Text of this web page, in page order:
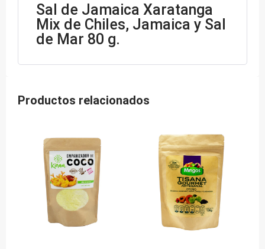
Sal de Jamaica Xaratanga
Mix de Chiles, Jamaica y Sal
de Mar 80 g.
Productos relacionados